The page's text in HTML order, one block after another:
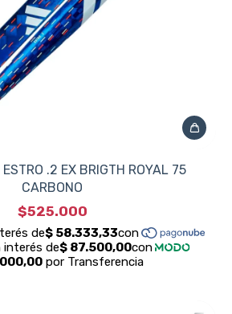
.2 EX BRIGTH ROYAL 75
CARBONO
$525.000